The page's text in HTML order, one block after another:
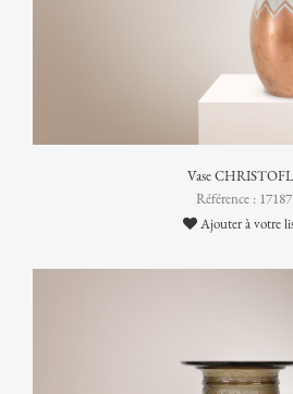
Vase
Référence : 17187
Ajouter à votre